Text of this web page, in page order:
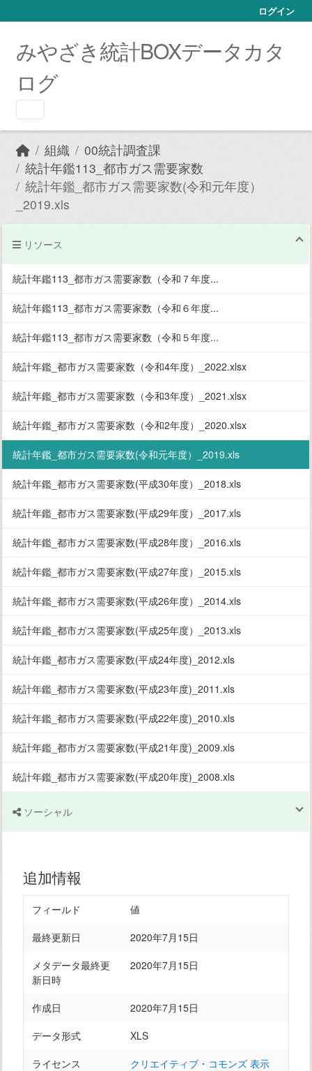
ログイン
みやざき統計BOXデータカタ
ログ
組織
00統計調査課
統計年鑑113_都市ガス需要家数
統計年鑑_都市ガス需要家数(令和元年度）
_2019.xls
リソース
統計年鑑113_都市ガス需要家数（令和７年度...
統計年鑑113_都市ガス需要家数（令和６年度...
統計年鑑113_都市ガス需要家数（令和５年度...
統計年鑑_都市ガス需要家数（令和4年度）_2022.xlsx
統計年鑑_都市ガス需要家数（令和3年度）_2021.xlsx
統計年鑑_都市ガス需要家数（令和2年度）_2020.xlsx
統計年鑑_都市ガス需要家数(令和元年度）_2019.xls
統計年鑑_都市ガス需要家数(平成30年度）_2018.xls
統計年鑑_都市ガス需要家数(平成29年度）_2017.xls
統計年鑑_都市ガス需要家数(平成28年度）_2016.xls
統計年鑑_都市ガス需要家数(平成27年度）_2015.xls
統計年鑑_都市ガス需要家数(平成26年度）_2014.xls
統計年鑑_都市ガス需要家数(平成25年度）_2013.xls
統計年鑑_都市ガス需要家数(平成24年度)_2012.xls
統計年鑑_都市ガス需要家数(平成23年度)_2011.xls
統計年鑑_都市ガス需要家数(平成22年度)_2010.xls
統計年鑑_都市ガス需要家数(平成21年度)_2009.xls
統計年鑑_都市ガス需要家数(平成20年度)_2008.xls
ソーシャル
追加情報
フィールド
値
最終更新日
2020年7月15日
メタデータ最終更
新日時
2020年7月15日
作成日
2020年7月15日
データ形式
XLS
ライセンス
クリエイティブ・コモンズ 表示